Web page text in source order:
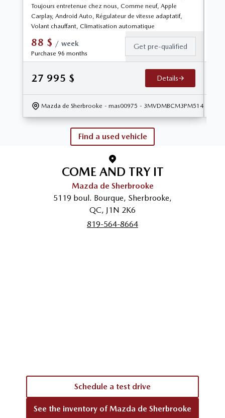
Toujours entretenue chez nous, Comme neuf, Apple
Carplay, Android Auto, Régulateur de vitesse adaptatif,
Volant chauffant, Climatisation automatique
88 $ / week
Purchase 96 months
Get pre-qualified
27 995 $ Details
Mazda de Sherbrooke - mas00975 - 3MVDMBCM3PM514690
Find a used vehicle
COME AND TRY IT
Mazda de Sherbrooke
5119 boul. Bourque, Sherbrooke,
QC, J1N 2K6
819-564-8664
Schedule a test drive
See the inventory of Mazda de Sherbrooke